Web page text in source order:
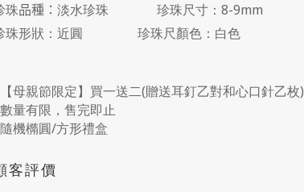
珠品種： 淡水珍珠 珍珠尺寸： 8-9mm
珠形狀：近圓 珍珠尺顏色： 白色
母親節限定】買一送二(贈送耳釘乙對和心口針乙枚)
量有限，售完即止
機橢圓/方形禮盒
客評價